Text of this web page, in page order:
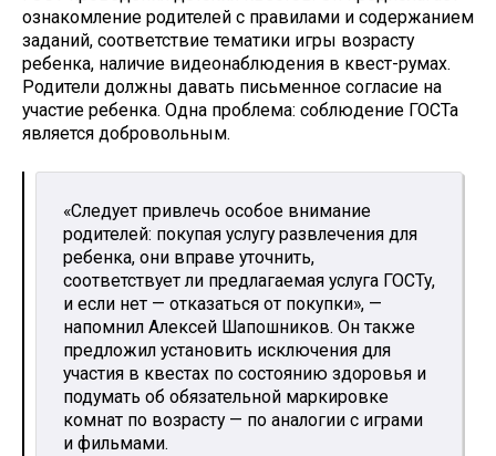
ознакомление родителей с правилами и содержанием
заданий, соответствие тематики игры возрасту
ребенка, наличие видеонаблюдения в квест-румах.
Родители должны давать письменное согласие на
участие ребенка. Одна проблема: соблюдение ГОСТа
является добровольным.
«Следует привлечь особое внимание
родителей: покупая услугу развлечения для
ребенка, они вправе уточнить,
соответствует ли предлагаемая услуга ГОСТу,
и если нет — отказаться от покупки», —
напомнил Алексей Шапошников. Он также
предложил установить исключения для
участия в квестах по состоянию здоровья и
подумать об обязательной маркировке
комнат по возрасту — по аналогии с играми
и фильмами.